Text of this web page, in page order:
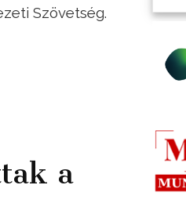
Szövetség.
a